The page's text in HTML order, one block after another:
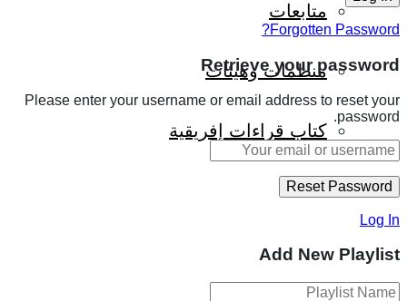
متابعات
منظمات وهيئات
كتاب قراءات إفريقية
Forgotten Password?
Retrieve your password
Please enter your username or email address to reset your
password.
Log In
Add New Playlist